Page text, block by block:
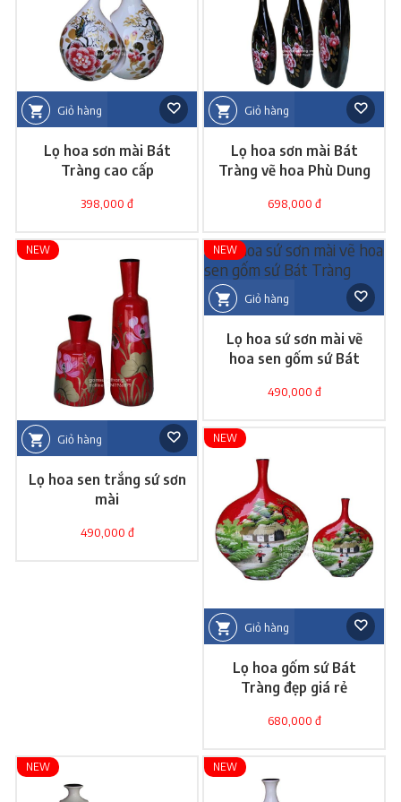
Giỏ hàng
Lọ hoa sơn mài Bát
Tràng cao cấp
398,000 đ
Giỏ hàng
Lọ hoa sơn mài Bát
Tràng vẽ hoa Phù Dung
698,000 đ
Giỏ hàng
NEW
Lọ hoa sen trắng sứ sơn
mài
490,000 đ
Giỏ hàng
NEW
Lọ hoa sứ sơn mài vẽ
hoa sen gốm sứ Bát
490,000 đ
Giỏ hàng
NEW
Lọ hoa gốm sứ Bát
Tràng đẹp giá rẻ
680,000 đ
NEW NEW